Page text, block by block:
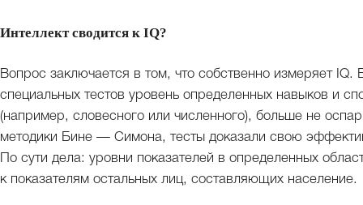
Интеллект сводится к IQ?
Вопрос заключается в том, что собственно измеряет
специальных тестов уровень определенных навыков и
(например, словесного или численного), больше не
методики Бине — Симона, тесты доказали свою
По сути дела: уровни показателей в определенных
к показателям остальных лиц, составляющих население.